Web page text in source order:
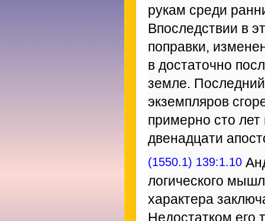
рукам среди
Впоследствии в
поправки,
в достаточно
земле.
экземпляров
примерно сто
двенадцати
(1550.1) 139:1.10
логического
характера
Недостатком его